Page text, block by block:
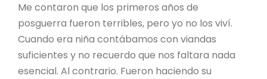
Me contaron que los primeros años de
posguerra fueron terribles, pero yo no los viví.
Cuando era niña contábamos con viandas
suficientes y no recuerdo que nos faltara nada
esencial. Al contrario. Fueron haciendo su